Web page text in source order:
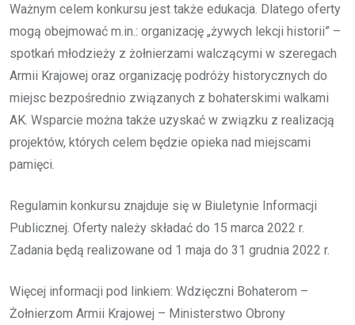
Ważnym celem konkursu jest także edukacja. Dlatego oferty
mogą obejmować m.in.: organizację „żywych lekcji historii” –
spotkań młodzieży z żołnierzami walczącymi w szeregach
Armii Krajowej oraz organizację podróży historycznych do
miejsc bezpośrednio związanych z bohaterskimi walkami
AK. Wsparcie można także uzyskać w związku z realizacją
projektów, których celem będzie opieka nad miejscami
pamięci.
Regulamin konkursu znajduje się w Biuletynie Informacji
Publicznej. Oferty należy składać do 15 marca 2022 r.
Zadania będą realizowane od 1 maja do 31 grudnia 2022 r.
Więcej informacji pod linkiem: Wdzięczni Bohaterom –
Żołnierzom Armii Krajowej – Ministerstwo Obrony